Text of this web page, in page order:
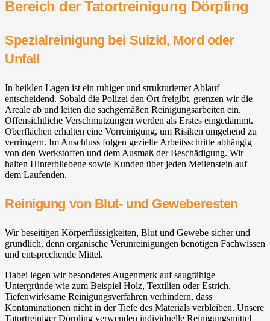
Bereich der Tatortreinigung Dörpling
Spezialreinigung bei Suizid, Mord oder
Unfall
In heiklen Lagen ist ein ruhiger und strukturierter Ablauf
entscheidend. Sobald die Polizei den Ort freigibt, grenzen wir die
Areale ab und leiten die sachgemäßen Reinigungsarbeiten ein.
Offensichtliche Verschmutzungen werden als Erstes eingedämmt.
Oberflächen erhalten eine Vorreinigung, um Risiken umgehend zu
verringern. Im Anschluss folgen gezielte Arbeitsschritte abhängig
von den Werkstoffen und dem Ausmaß der Beschädigung. Wir
halten Hinterbliebene sowie Kunden über jeden Meilenstein auf
dem Laufenden.
Reinigung von Blut- und Geweberesten
Wir beseitigen Körperflüssigkeiten, Blut und Gewebe sicher und
gründlich, denn organische Verunreinigungen benötigen Fachwissen
und entsprechende Mittel.
Dabei legen wir besonderes Augenmerk auf saugfähige
Untergründe wie zum Beispiel Holz, Textilien oder Estrich.
Tiefenwirksame Reinigungsverfahren verhindern, dass
Kontaminationen nicht in der Tiefe des Materials verbleiben. Unsere
Tatortreiniger Dörpling verwenden individuelle Reinigungsmittel